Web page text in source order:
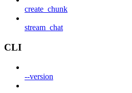
create_chunk
stream_chat
CLI
--version